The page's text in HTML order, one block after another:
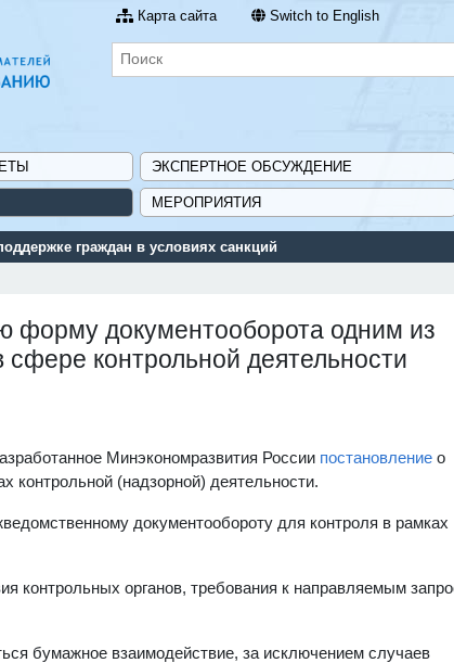
Карта сайта Switch to English
ЭКСПЕРТНОЕ ОБСУЖДЕНИЕ
МЕРОПРИЯТИЯ
граждан в условиях санкций
форму документооборота одним из
контрольной деятельности
Минэкономразвития России постановление о
(надзорной) деятельности.
документообороту для контроля в рамках
контрольных органов, требования к направляемым
бумажное взаимодействие, за исключением случаев